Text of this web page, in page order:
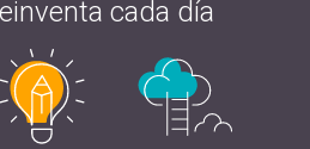
cada día